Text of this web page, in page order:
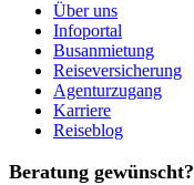
Über uns
Infoportal
Busanmietung
Reiseversicherung
Agenturzugang
Karriere
Reiseblog
Beratung gewünscht?